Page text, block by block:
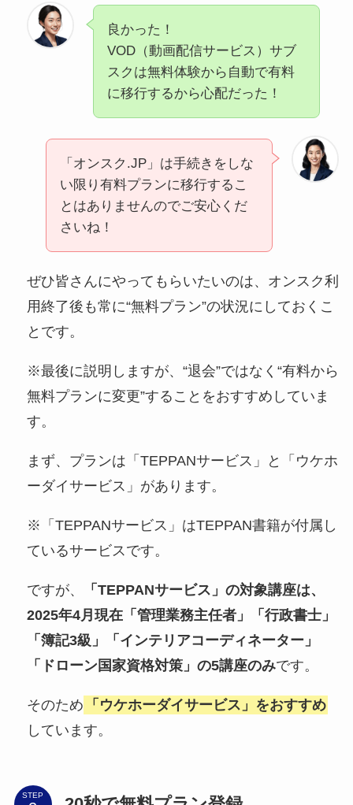
良かった！
VOD（動画配信サービス）サブ
スクは無料体験から自動で有料
に移行するから心配だった！
「オンスク.JP」は手続きをしな
い限り有料プランに移行するこ
とはありませんのでご安心くだ
さいね！
ぜひ皆さんにやってもらいたいのは、オンスク利
用終了後も常に“無料プラン”の状況にしておくこ
とです。
※最後に説明しますが、“退会”ではなく“有料から
無料プランに変更”することをおすすめしていま
す。
まず、プランは「TEPPANサービス」と「ウケホ
ーダイサービス」があります。
※「TEPPANサービス」はTEPPAN書籍が付属し
ているサービスです。
ですが、
「TEPPANサービス」の対象講座は、
2025年4月現在「管理業務主任者」「行政書士」
「簿記3級」「インテリアコーディネーター」
「ドローン国家資格対策」の5講座のみです。
そのため
「ウケホーダイサービス」をおすすめ
しています。
STEP